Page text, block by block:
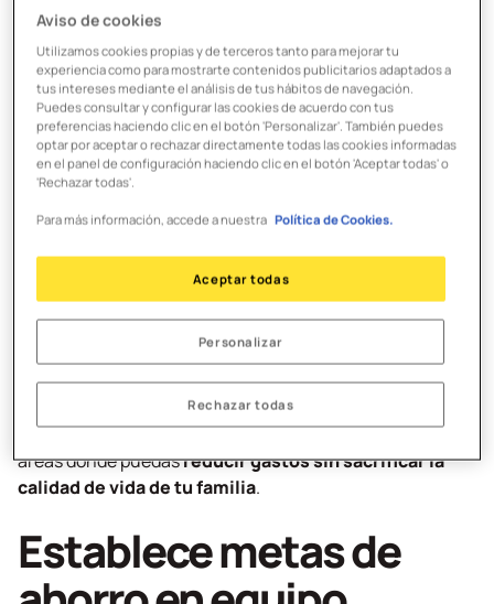
fijos mensuales (agua, luz, internet, alimentación, etc.)
para tener unaimagen clara de la situación financiera
Es importante anotar cada gasto, incluso los pequeños,
para tener una idea precisa de las finanzas de la familia.
Prioriza los gastos
esenciales
Antes de pensar en el ocio y la recreación, es necesario
identificar y priorizar los gastos esenciales, como la
vivienda, la alimentación y la educación. Asegúrate de
que estos gastos estén cubiertos antes de considerar
otros gastos no esenciales. También es importante
revisar estos gastos “caprichos”, como entretenimiento,
comidas fuera de casa y compras impulsivas. Identifica
áreas donde puedasreducir gastos sin sacrificar la
calidad de vida de tu familia.
Establece metas de
Aviso de cookies
Utilizamos cookies propias y de terceros tanto para mejorar tu
experiencia como para mostrarte contenidos publicitarios adaptados a
tus intereses mediante el análisis de tus hábitos de navegación.
Puedes consultar y configurar las cookies de acuerdo con tus
preferencias haciendo clic en el botón 'Personalizar'. También puedes
optar por aceptar o rechazar directamente todas las cookies informadas
en el panel de configuración haciendo clic en el botón 'Aceptar todas' o
'Rechazar todas'.
Para más información, accede a nuestra Política de Cookies.
Rechazar todas
Personalizar
Aceptar todas